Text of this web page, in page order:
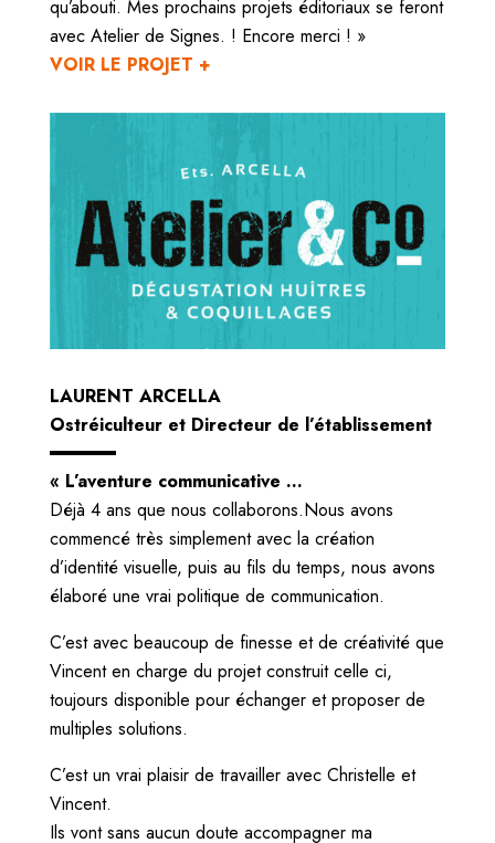
qu’abouti. Mes prochains projets éditoriaux se feront
avec Atelier de Signes. ! Encore merci ! »
VOIR LE PROJET +
LAURENT ARCELLA
Ostréiculteur et Directeur de l’établissement
« L’aventure communicative …
Déjà 4 ans que nous collaborons.Nous avons
commencé très simplement avec la création
d’identité visuelle, puis au fils du temps, nous avons
élaboré une vrai politique de communication.
C’est avec beaucoup de finesse et de créativité que
Vincent en charge du projet construit celle ci,
toujours disponible pour échanger et proposer de
multiples solutions.
C’est un vrai plaisir de travailler avec Christelle et
Vincent.
Ils vont sans aucun doute accompagner ma